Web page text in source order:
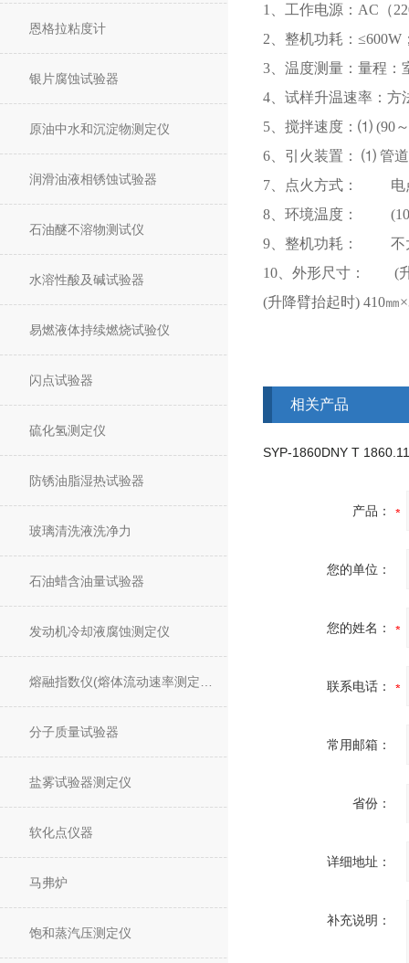
恩格拉粘度计
银片腐蚀试验器
原油中水和沉淀物测定仪
润滑油液相锈蚀试验器
石油醚不溶物测试仪
水溶性酸及碱试验器
易燃液体持续燃烧试验仪
闪点试验器
硫化氢测定仪
防锈油脂湿热试验器
玻璃清洗液洗净力
石油蜡含油量试验器
发动机冷却液腐蚀测定仪
分子质量试验器
盐雾试验器测定仪
软化点仪器
马弗炉
饱和蒸汽压测定仪
1、工作电源：AC（
2、整机功耗：≤600W
3、温度测量：量程
4、试样升温速率：方
5、搅拌速度：⑴ (90
6、引火装置： ⑴ 管
7、点火方式： 电点
8、环境温度： (10
9、整机功耗： 不
10、外形尺寸： (升
(升降臂抬起时) 410㎜
相关产品
产品：
您的单位：
您的姓名：
联系电话：
常用邮箱：
省份：
详细地址：
补充说明：